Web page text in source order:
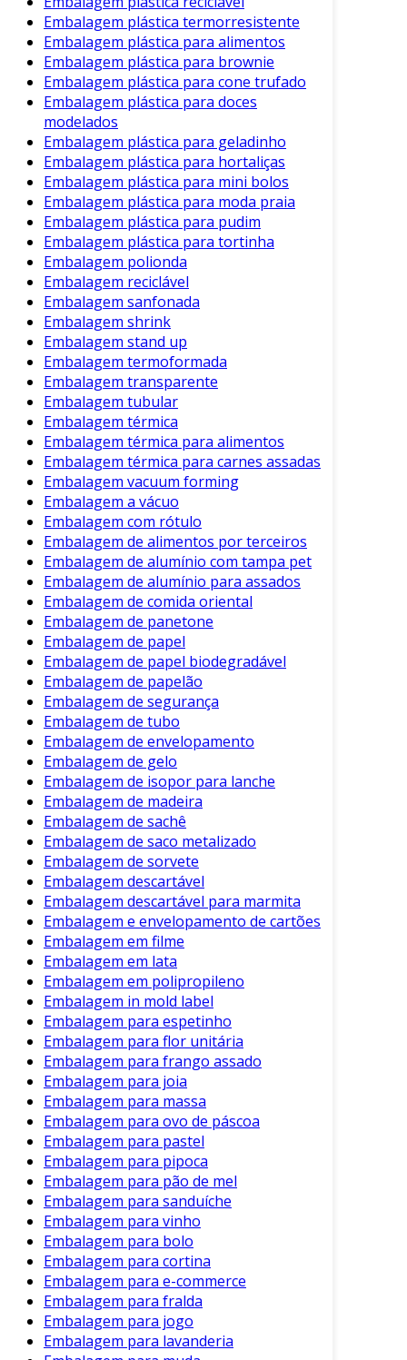
apresentam um custo-benefício notável. O
processo de fabricação é menos oneroso em
comparação com outras modalidades, como
vidro ou metal. Isso a torna uma escolha
preferencial para empresas que buscam
economizar sem comprometer a qualidade.
Além disso, a leveza dos frascos plásticos
significa que menos energia é consumida no
transporte, resultando em uma pegada de
carbono reduzida.
Desafios e Alternativas Sustentáveis
Apesar de suas vantagens, a embalagem
plástica enfrenta críticas quanto à questão da
poluição e do desperdício. Portanto, muitas
empresas estão investindo em alternativas
sustentáveis. Algumas soluções incluem:
Plásticos Biodegradáveis
partir de fontes naturais, oferecidos como
uma alternativa ecológica.
Programas de Reciclagem: Incentivos
para que consumidores e indústrias
devolvam as embalagens plásticas para
serem recicladas.
Essas iniciativas ajudam a equilibrar as
necessidades do mercado com a
responsabilidade ambiental.
Conclusão
Em síntese, a embalagem plástica para frascos
é uma solução eficiente e amplamente utilizada
em diversas indústrias. Suas características,
como leveza, durabilidade e versatilidade,
fazem dela uma escolha sensata para
empresas.
Entre os desafios enfrentados, como a
sustentabilidade, surgem soluções inovadoras
que prometem melhorar a imagem dessa
embalagem. Assim, as embalagens plásticas se
mostram não apenas práticas, mas também
adaptáveis às demandas contemporâneas do
mercado. Portanto, a escolha pela embalagem
plástica é, sem dúvida, uma decisão com
impacto significativo na operação e no meio
ambiente.
Embalagem plástica termorresistente
Embalagem plástica para alimentos
Embalagem plástica para brownie
Embalagem plástica para cone trufado
Embalagem plástica para doces
modelados
Embalagem plástica para geladinho
Embalagem plástica para hortaliças
Embalagem plástica para mini bolos
Embalagem plástica para moda praia
Embalagem plástica para pudim
Embalagem plástica para tortinha
Embalagem polionda
Embalagem reciclável
Embalagem sanfonada
Embalagem shrink
Embalagem stand up
Embalagem termoformada
Embalagem transparente
Embalagem tubular
Embalagem térmica
Embalagem térmica para alimentos
Embalagem térmica para carnes assadas
Embalagem vacuum forming
Embalagem a vácuo
Embalagem com rótulo
Embalagem de alimentos por terceiros
Embalagem de alumínio com tampa pet
Embalagem de alumínio para assados
Embalagem de comida oriental
Embalagem de panetone
Embalagem de papel
Embalagem de papel biodegradável
Embalagem de papelão
Embalagem de segurança
Embalagem de tubo
Embalagem de envelopamento
Embalagem de gelo
Embalagem de isopor para lanche
Embalagem de madeira
Embalagem de sachê
Embalagem de saco metalizado
Embalagem de sorvete
Embalagem descartável
Embalagem descartável para marmita
Embalagem e envelopamento de cartões
Embalagem em filme
Embalagem em lata
Embalagem em polipropileno
Embalagem in mold label
Embalagem para espetinho
Embalagem para flor unitária
Embalagem para frango assado
Embalagem para joia
Embalagem para massa
Embalagem para ovo de páscoa
Embalagem para pastel
Embalagem para pipoca
Embalagem para pão de mel
Embalagem para sanduíche
Embalagem para vinho
Embalagem para bolo
Embalagem para cortina
Embalagem para e-commerce
Embalagem para fralda
Embalagem para jogo
Embalagem para lavanderia